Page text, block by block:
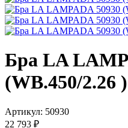
Бра LA
(WB.450/2.26 )
Артикул: 50930
22 793 ₽